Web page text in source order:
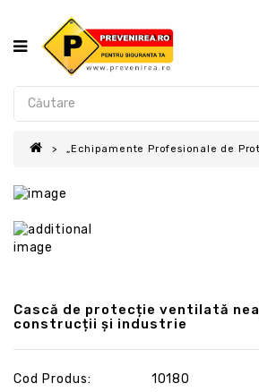
„Echipamente Profesionale de
Cască de protecție ventilată
construcții și industrie
Cod Produs:
10180